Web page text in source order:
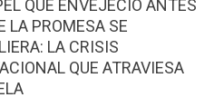
QUE ENVEJECIÓ ANTES
LA PROMESA SE
LA CRISIS
QUE ATRAVIESA